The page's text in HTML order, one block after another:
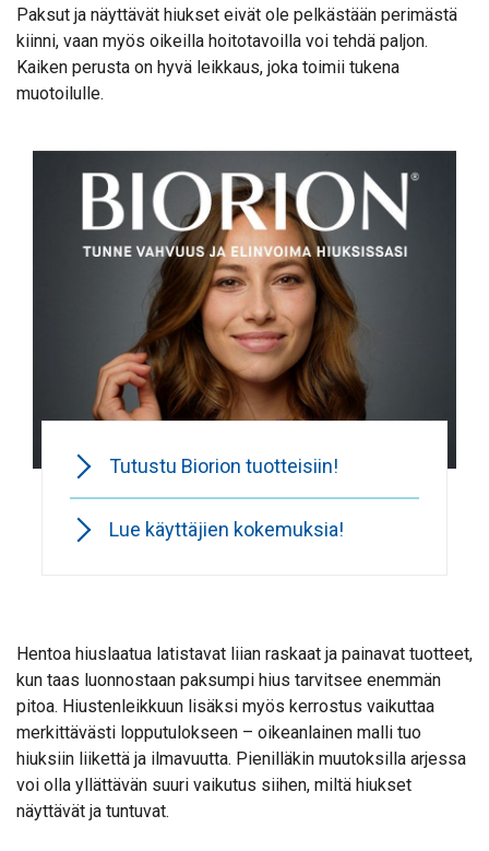
Paksut ja näyttävät hiukset eivät ole pelkästään perimästä
kiinni, vaan myös oikeilla hoitotavoilla voi tehdä paljon.
Kaiken perusta on hyvä leikkaus, joka toimii tukena
muotoilulle.
Tutustu Biorion tuotteisiin!
Lue käyttäjien kokemuksia!
Hentoa hiuslaatua latistavat liian raskaat ja painavat tuotteet,
kun taas luonnostaan paksumpi hius tarvitsee enemmän
pitoa. Hiustenleikkuun lisäksi myös kerrostus vaikuttaa
merkittävästi lopputulokseen – oikeanlainen malli tuo
hiuksiin liikettä ja ilmavuutta. Pienilläkin muutoksilla arjessa
voi olla yllättävän suuri vaikutus siihen, miltä hiukset
näyttävät ja tuntuvat.